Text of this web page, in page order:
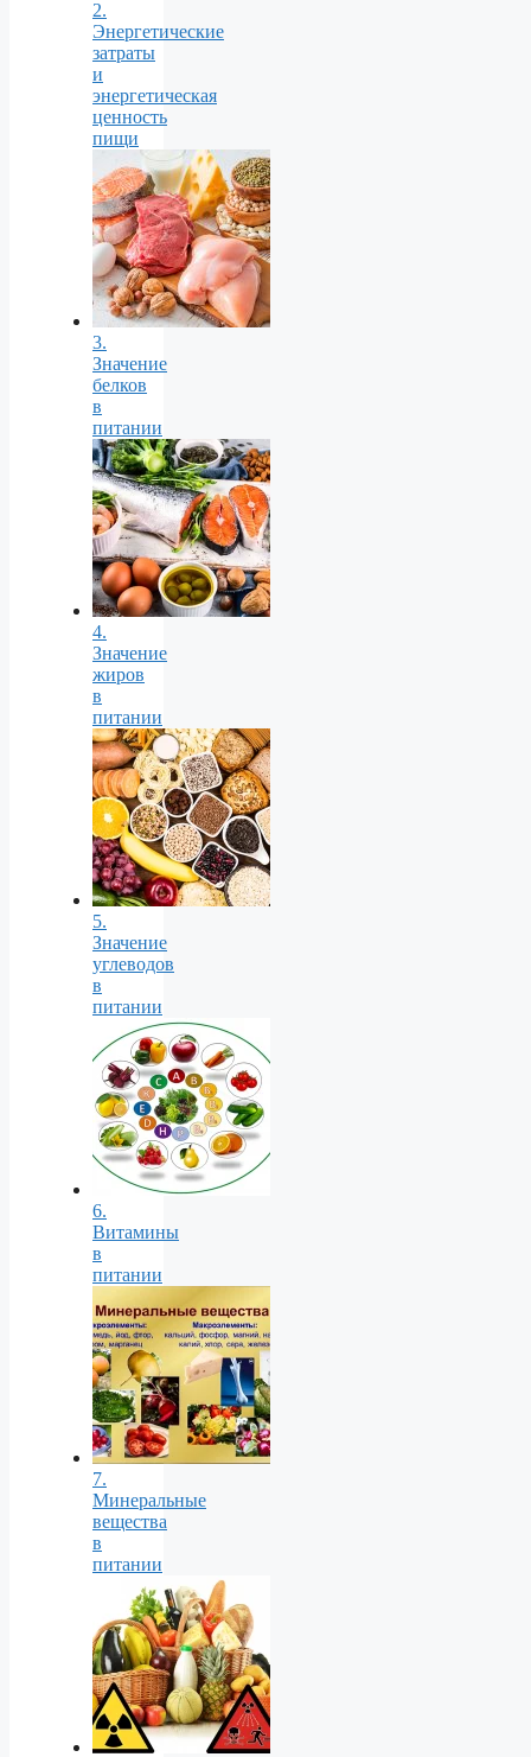
2.
Энергетические
затраты
и
энергетическая
ценность
пищи
3.
Значение
белков
в
питании
4.
Значение
жиров
в
питании
5.
Значение
углеводов
в
питании
6.
Витамины
в
питании
7.
Минеральные
вещества
в
питании